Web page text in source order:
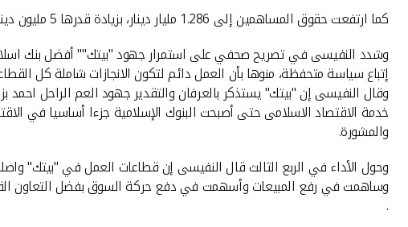
كما ارتفعت حقوق المساهمين إلى 1.286 مليار دينار، بزيادة قدرها 5 مليون دينار،وبنسبة زيادة 0.4% عن نفس الفترة من العام السابق .
وشدد النفيسى في تصريح صحفي على استمرار جهود "بيتك"" أفضل بنك اسلامى
إتباع سياسة متحفظة، منوها بأن العمل دائم لتكون الانجازات شاملة كل
وقال النفيسى إن "بيتك" يستذكر بالعرفان والتقدير جهود العم الراحل
خدمة الاقتصاد الاسلامى حتى أصبحت البنوك الإسلامية جزءا أساسيا في
والمشورة.
وحول الأداء في الربع الثالث قال النفيسى إن قطاعات العمل في "بيتك"
وساهمت في رفع المبيعات وأسهمت في دفع حركة السوق بفضل التعاون
.